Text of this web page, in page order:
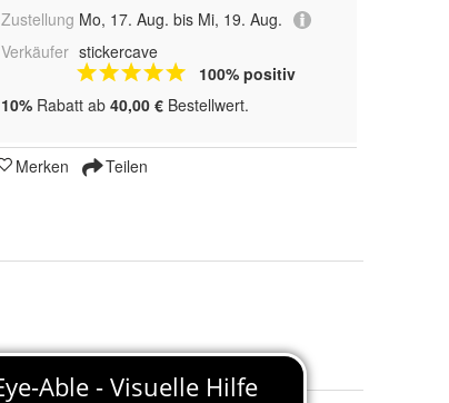
Zustellung Mo, 17. Aug. bis Mi, 19. Aug.
Verkäufer stickercave
100% positiv
10% Rabatt ab 40,00 € Bestellwert.
Merken Teilen